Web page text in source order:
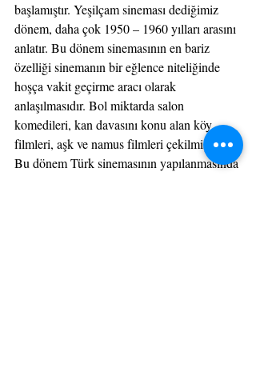
başlamıştır. Yeşilçam sineması dediğimiz
dönem, daha çok 1950 – 1960 yılları arasını
anlatır. Bu dönem sinemasının en bariz
özelliği sinemanın bir eğlence niteliğinde
hoşça vakit geçirme aracı olarak
anlaşılmasıdır. Bol miktarda salon
komedileri, kan davasını konu alan köy
filmleri, aşk ve namus filmleri çekilmiştir.
Bu dönem Türk sinemasının yapılanmasında